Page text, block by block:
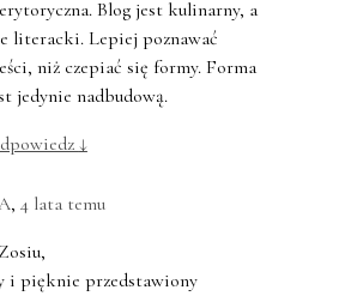
Blog jest kulinarny, a
literacki. Lepiej poznawać
niż czepiać się formy. Forma
jedynie nadbudową.
↓
, 4 lata temu
i pięknie przedstawiony